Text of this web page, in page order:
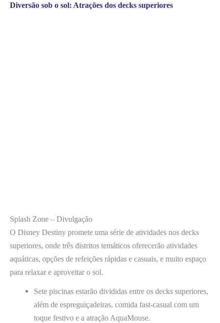
Diversão sob o sol: Atrações dos decks superiores
Splash Zone – Divulgação
O Disney Destiny promete uma série de atividades nos decks
superiores, onde três distritos temáticos oferecerão atividades
aquáticas, opções de refeições rápidas e casuais, e muito espaço
para relaxar e aproveitar o sol.
Sete piscinas estarão divididas entre os decks superiores,
além de espreguiçadeiras, comida fast-casual com um
toque festivo e a atração AquaMouse.